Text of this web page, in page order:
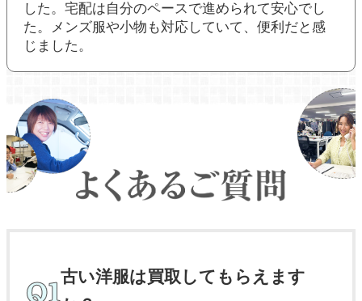
した。宅配は自分のペースで進められて安心でし
た。メンズ服や小物も対応していて、便利だと感
じました。
古い洋服は買取してもらえます